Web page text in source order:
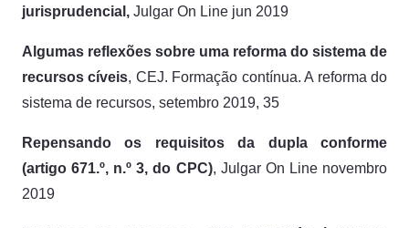
jurisprudencial, Julgar On Line jun 2019
Algumas reflexões sobre uma reforma do sistema de
recursos cíveis, CEJ. Formação contínua. A reforma do
sistema de recursos, setembro 2019, 35
Repensando os requisitos da dupla conforme
(artigo 671.º, n.º 3, do CPC), Julgar On Linenovembro
2019